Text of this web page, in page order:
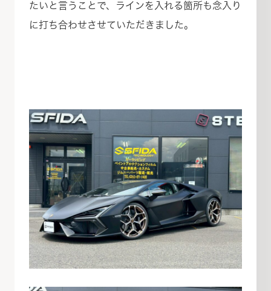
たいと言うことで、ラインを入れる箇所も念入り
に打ち合わせさせていただきました。